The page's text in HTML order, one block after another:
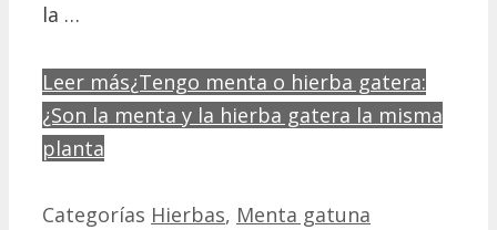
la …
Leer más¿Tengo menta o hierba gatera:
¿Son la menta y la hierba gatera la misma
planta
Categorías Hierbas, Menta gatuna